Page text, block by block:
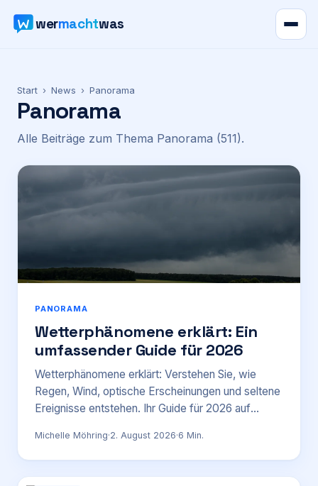
wermachtwas
Karte
Preise
Für Firmen
Login
Firma eintragen
Start › News › Panorama
Panorama
Alle Beiträge zum Thema Panorama (511).
PANORAMA
Wetterphänomene erklärt: Ein
umfassender Guide für 2026
Wetterphänomene erklärt: Verstehen Sie, wie
Regen, Wind, optische Erscheinungen und seltene
Ereignisse entstehen. Ihr Guide für 2026 auf
Michelle Möhring·2. August 2026·6 Min.